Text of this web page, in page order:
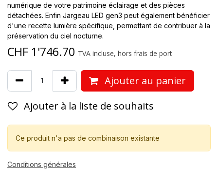
numérique de votre patrimoine éclairage et des pièces
détachées. Enfin Jargeau LED gen3 peut également bénéficier
d'une recette lumière spécifique, permettant de contribuer à la
préservation du ciel nocturne.
CHF 1'746.70 TVA incluse, hors frais de port
Ajouter au panier
Ajouter à la liste de souhaits
Ce produit n'a pas de combinaison existante
Conditions générales